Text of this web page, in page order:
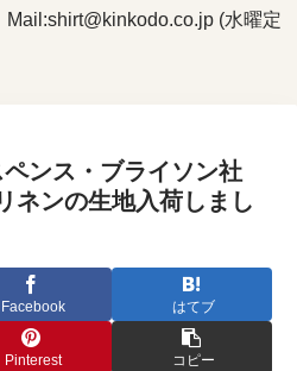
(水曜定
ンス・ブライソン社
ネンの生地入荷しまし
Facebook はてブ
Pinterest コピー